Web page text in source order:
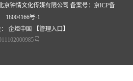
人婚后找小三...
京钟情文化传媒有限公司 备案号： 京ICP备
18004166号-1
： 企炬中国
【管理入口】
号